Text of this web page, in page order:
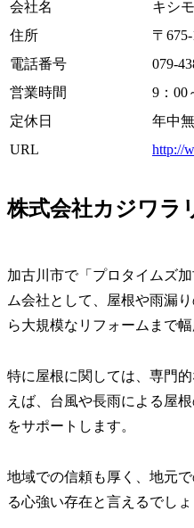
会社名
キシ
住所
〒
電話番号
079-
営業時間
9：00
定休日
年中
URL
http://
株式会社カジワラ
加古川市で「プロタイムズ
ム会社として、屋根や雨漏
ら大規模なリフォームまで
特に屋根に関しては、専門
えば、台風や長雨による屋
をサポートします。
地域での信頼も厚く、地元
る心強い存在と言えるでしょ